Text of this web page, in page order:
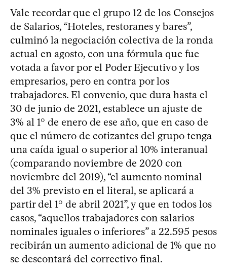
Vale recordar que el grupo 12 de los Consejos
de Salarios, “Hoteles, restoranes y bares”,
culminó la negociación colectiva de la ronda
actual en agosto, con una fórmula que fue
votada a favor por el Poder Ejecutivo y los
empresarios, pero en contra por los
trabajadores. El convenio, que dura hasta el
30 de junio de 2021, establece un ajuste de
3% al 1° de enero de ese año, que en caso de
que el número de cotizantes del grupo tenga
una caída igual o superior al 10% interanual
(comparando noviembre de 2020 con
noviembre del 2019), “el aumento nominal
del 3% previsto en el literal, se aplicará a
partir del 1° de abril 2021”, y que en todos los
casos, “aquellos trabajadores con salarios
nominales iguales o inferiores” a 22.595 pesos
recibirán un aumento adicional de 1% que no
se descontará del correctivo final.